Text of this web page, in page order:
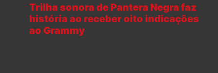
Trilha sonora de Pantera Negra faz
história ao receber oito indicações
ao Grammy